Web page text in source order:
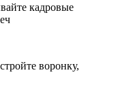
кадровые
воронку,